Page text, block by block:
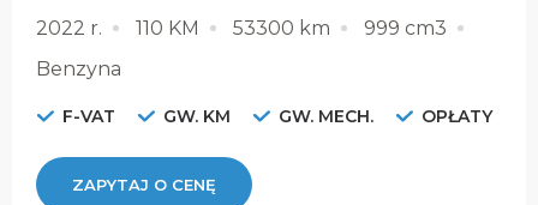
2022 r. 110 KM 53300 km
999 cm3
Benzyna
F-VAT GW. KM GW. MECH. OPŁATY
ZAPYTAJ O CENĘ